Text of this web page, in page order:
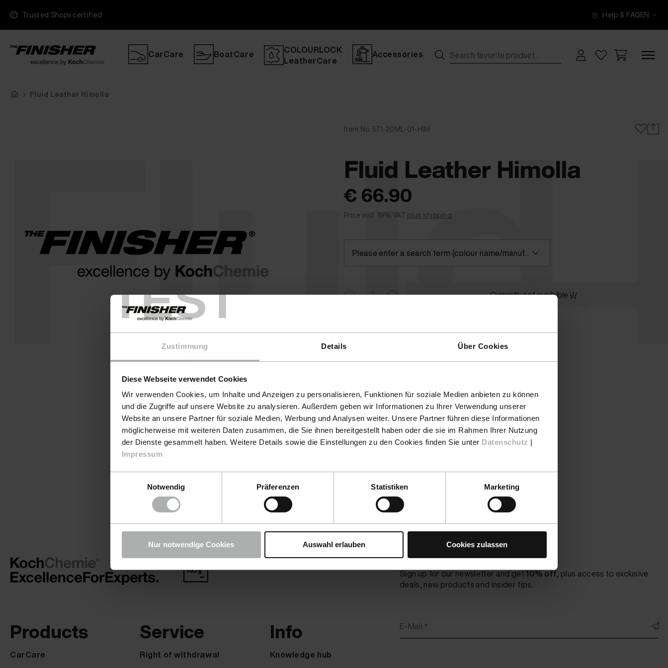
TEST
Zustimmung Details Über Cookies
Diese Webseite verwendet Cookies
Wir verwenden Cookies, um Inhalte und Anzeigen zu personalisieren, Funktionen für soziale Medien anbieten zu können
und die Zugriffe auf unsere Website zu analysieren. Außerdem geben wir Informationen zu Ihrer Verwendung unserer
Website an unsere Partner für soziale Medien, Werbung und Analysen weiter. Unsere Partner führen diese Informationen
möglicherweise mit weiteren Daten zusammen, die Sie ihnen bereitgestellt haben oder die sie im Rahmen Ihrer Nutzung
der Dienste gesammelt haben. Weitere Details sowie die Einstellungen zu den Cookies finden Sie unter Datenschutz |
Impressum
Notwendig
Präferenzen Statistiken Marketing
Nur notwendige Cookies Auswahl erlauben Cookies zulassen
Trusted Shops certified Help & FAQEN
CarCare BoatCare
COLOURLOCK
LeatherCare
Accessories
Fluid Leather Himolla
Item No. 571-20ML-01-HIM
Fluid Leather Himolla
€ 66.90
Price incl. 19% VAT plus shipping
Please enter a search term (colour name/manufacturer) or select a colour
Currently not available
Products
CarCare
Service
Right of withdrawal
Info
Knowledge hub
Sign up for our newsletter and get10% off, plus access to exclusive
deals, new products and insider tips.
E-Mail *